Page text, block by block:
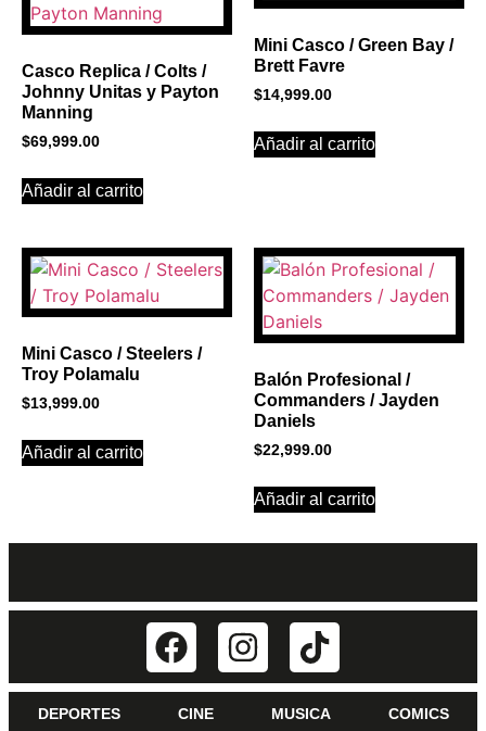
Click Here
Casco Replica / Colts /
Johnny Unitas y Payton
Manning
$69,999.00
Añadir al carrito
Mini Casco / Green Bay /
Brett Favre
$14,999.00
Añadir al carrito
Mini Casco / Steelers /
Troy Polamalu
$13,999.00
Añadir al carrito
Balón Profesional /
Commanders / Jayden
Daniels
$22,999.00
Añadir al carrito
DEPORTES CINE MUSICA COMICS